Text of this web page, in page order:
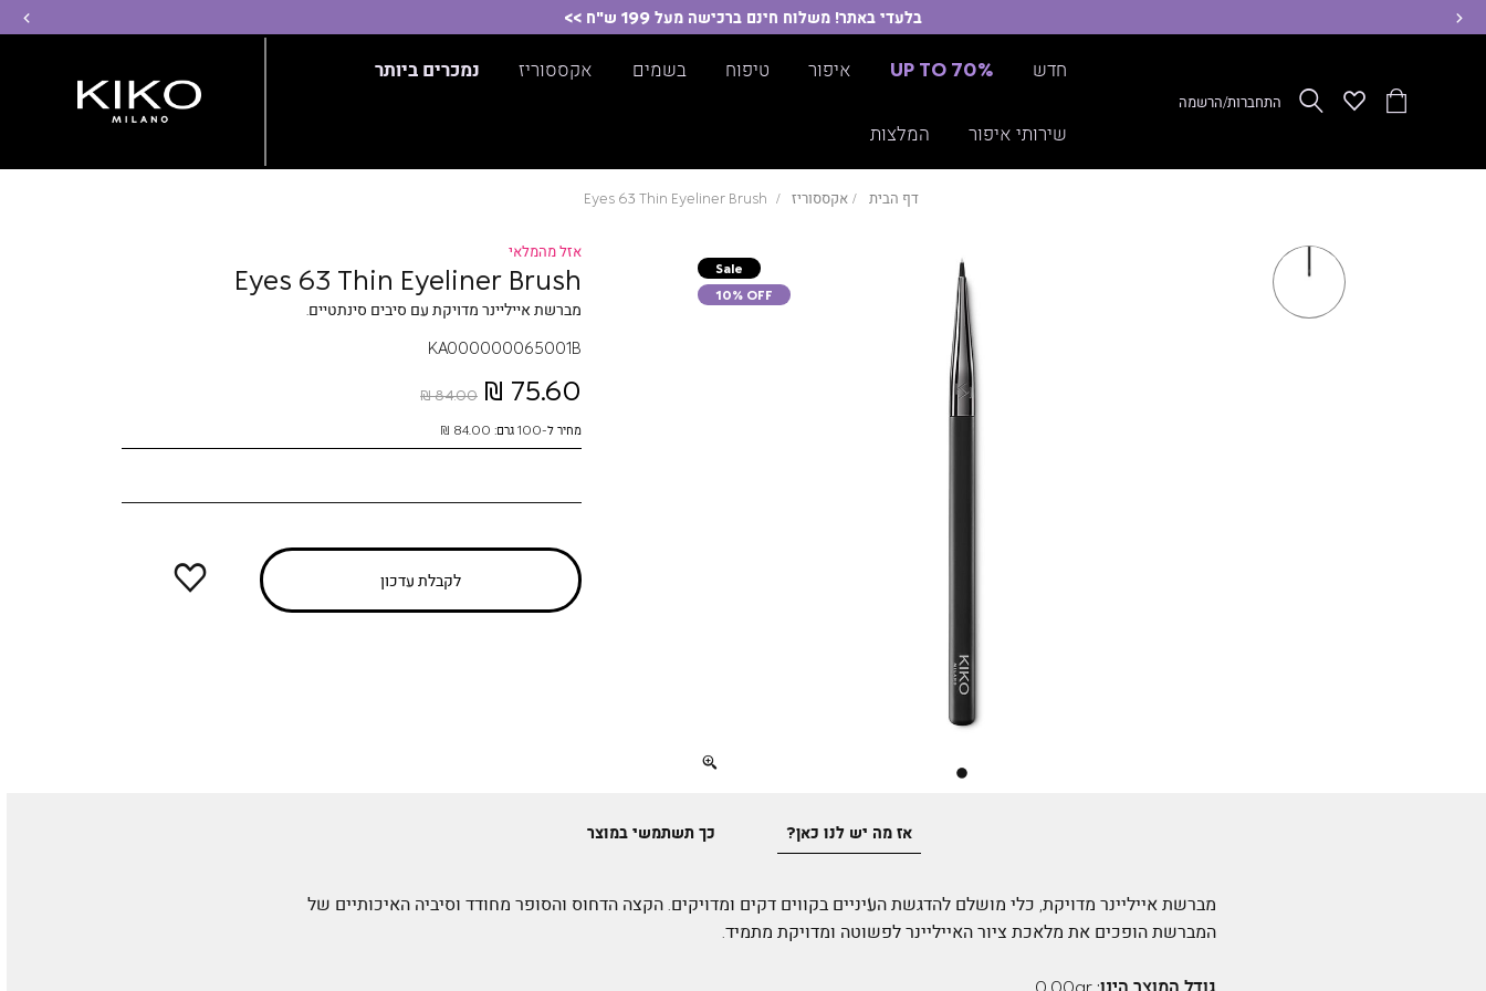
בלעדי באתר! משלוח חינם ברכישה מעל 199 ש"ח >>
הסל
Wishlistחפשהתחברות/הרשמה
חדש UP TO 70% איפור טיפוח בשמים אקססוריז נמכרים ביותר
שירותי איפור המלצות
דף הבית אקססוריז Eyes 63 Thin Eyeliner Brush
Full
Sale
10% OFF
אזל מהמלאי
Eyes 63 Thin Eyeliner Brush
מברשת אייליינר מדויקת עם סיבים סינתטיים.
KA000000065001B
75.60 ₪
84.00 ₪
מחיר ל-100 גרם: 84.00 ₪
הוספה
לקבלת עדכון
אז מה יש לנו כאן? כך תשתמשי במוצר
מברשת אייליינר מדויקת, כלי מושלם להדגשת העיניים בקווים דקים ומדויקים. הקצה הדחוס והסופר מחודד וסיביה האיכותיים של
המברשת הופכים את מלאכת ציור האייליינר לפשוטה ומדויקת מתמיד.
גודל המוצר הינו:0.00gr